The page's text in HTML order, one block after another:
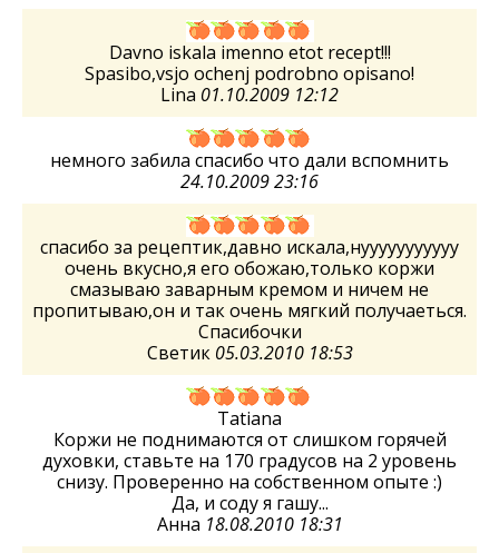
Davno iskala imenno etot recept!!!
Spasibo,vsjo ochenj podrobno opisano!
Lina 01.10.2009 12:12
немного забила спасибо что дали вспомнить
24.10.2009 23:16
спасибо за рецептик,давно искала,нууууууууууу
очень вкусно,я его обожаю,только коржи
смазываю заварным кремом и ничем не
пропитываю,он и так очень мягкий получаеться.
Спасибочки
Светик 05.03.2010 18:53
Tatiana
Коржи не поднимаются от слишком горячей
духовки, ставьте на 170 градусов на 2 уровень
снизу. Проверенно на собственном опыте :)
Да, и соду я гашу...
Анна 18.08.2010 18:31